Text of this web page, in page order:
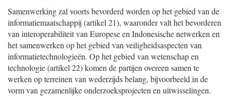
Samenwerking zal voorts bevorderd worden op het gebied van de
informatiemaatschappij (artikel 21), waaronder valt het bevorderen
van interoperabiliteit van Europese en Indonesische netwerken en
het samenwerken op het gebied van veiligheidsaspecten van
informatietechnologieën. Op het gebied van wetenschap en
technologie (artikel 22) komen de partijen overeen samen te
werken op terreinen van wederzijds belang, bijvoorbeeld in de
vorm van gezamenlijke onderzoeksprojecten en uitwisselingen.